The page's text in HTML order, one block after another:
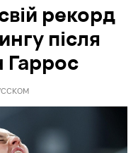
рекорд
після
Гаррос